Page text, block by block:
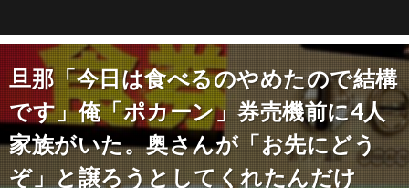
旦那「今日は食べるのやめたので結構
です」俺「ポカーン」券売機前に4人
家族がいた。奥さんが「お先にどう
ぞ」と譲ろうとしてくれたんだけ